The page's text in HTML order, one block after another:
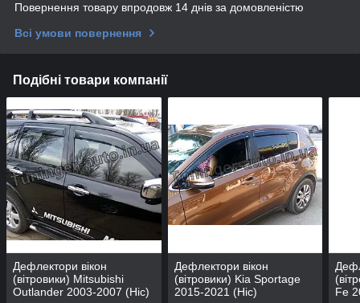
Повернення товару впродовж 14 днів за домовленістю
Всі умови повернення
Подібні товари компанії
Дефлектори вікон
(вітровики) Mitsubishi
Outlander 2003-2007 (Hic)
Дефлектори вікон
(вітровики) Kia Sportage
2015-2021 (Hic)
Fe